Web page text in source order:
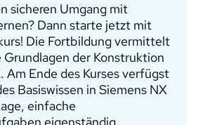
sicheren Umgang mit
Dann starte jetzt mit
Die Fortbildung vermittelt
Grundlagen der Konstruktion
Am Ende des Kurses verfügst
Basiswissen in Siemens NX
einfache